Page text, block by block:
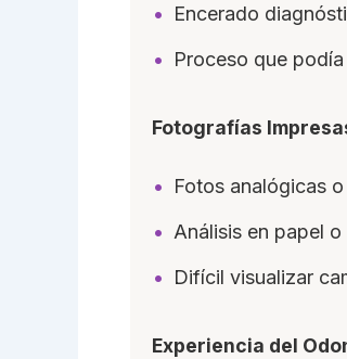
Encerado
Proceso que
Fotografías
Fotos analógicas
Análisis en papel
Difícil visualizar
Experiencia del